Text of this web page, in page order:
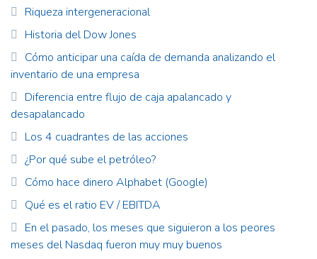
Riqueza intergeneracional
Historia del Dow Jones
Cómo anticipar una caída de demanda analizando el
inventario de una empresa
Diferencia entre flujo de caja apalancado y
desapalancado
Los 4 cuadrantes de las acciones
¿Por qué sube el petróleo?
Cómo hace dinero Alphabet (Google)
Qué es el ratio EV / EBITDA
En el pasado, los meses que siguieron a los peores
meses del Nasdaq fueron muy muy buenos